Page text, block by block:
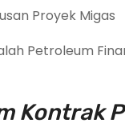
Proyek Migas
Petroleum
Kontrak